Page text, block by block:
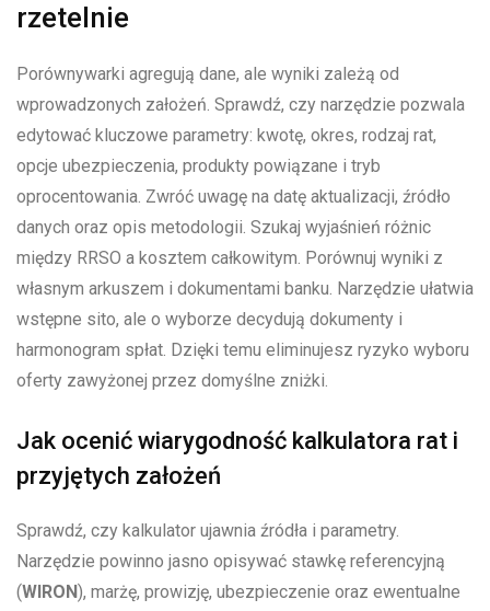
rzetelnie
Porównywarki agregują dane, ale wyniki zależą od
wprowadzonych założeń. Sprawdź, czy narzędzie pozwala
edytować kluczowe parametry: kwotę, okres, rodzaj rat,
opcje ubezpieczenia, produkty powiązane i tryb
oprocentowania. Zwróć uwagę na datę aktualizacji, źródło
danych oraz opis metodologii. Szukaj wyjaśnień różnic
między RRSO a kosztem całkowitym. Porównuj wyniki z
własnym arkuszem i dokumentami banku. Narzędzie ułatwia
wstępne sito, ale o wyborze decydują dokumenty i
harmonogram spłat. Dzięki temu eliminujesz ryzyko wyboru
oferty zawyżonej przez domyślne zniżki.
Jak ocenić wiarygodność kalkulatora rat i
przyjętych założeń
Sprawdź, czy kalkulator ujawnia źródła i parametry.
Narzędzie powinno jasno opisywać stawkę referencyjną
(WIRON ), marżę, prowizję, ubezpieczenie oraz ewentualne